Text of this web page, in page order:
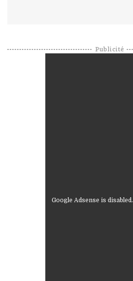
Publicité
Google Adsense is disabled.